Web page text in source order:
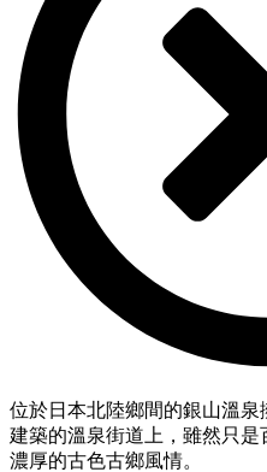
位於日本北陸鄉間的銀山溫
建築的溫泉街道上，雖然只是
濃厚的古色古鄉風情。